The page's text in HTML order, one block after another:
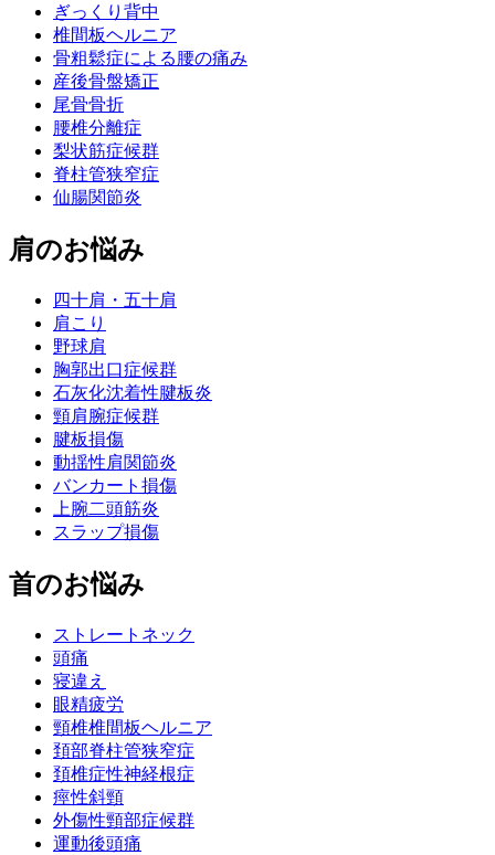
ぎっくり背中
椎間板ヘルニア
骨粗鬆症による腰の痛み
産後骨盤矯正
尾骨骨折
腰椎分離症
梨状筋症候群
脊柱管狭窄症
仙腸関節炎
肩のお悩み
四十肩・五十肩
肩こり
野球肩
胸郭出口症候群
石灰化沈着性腱板炎
頸肩腕症候群
腱板損傷
動揺性肩関節炎
バンカート損傷
上腕二頭筋炎
スラップ損傷
首のお悩み
ストレートネック
頭痛
寝違え
眼精疲労
頸椎椎間板ヘルニア
頚部脊柱管狭窄症
頚椎症性神経根症
痙性斜頸
外傷性頸部症候群
運動後頭痛